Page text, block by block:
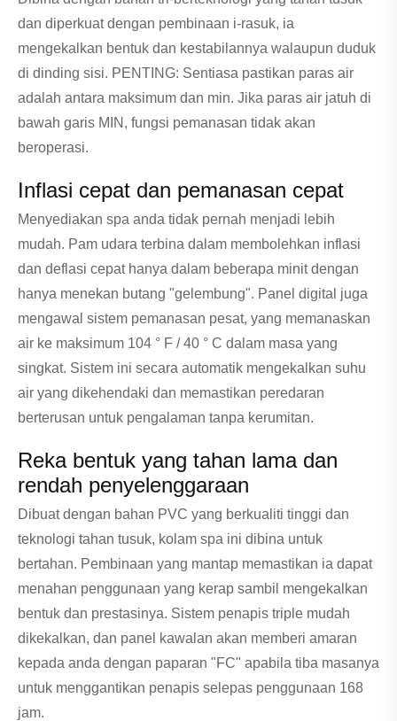
dan diperkuat dengan pembinaan i-rasuk, ia
mengekalkan bentuk dan kestabilannya walaupun duduk
di dinding sisi. PENTING: Sentiasa pastikan paras air
adalah antara maksimum dan min. Jika paras air jatuh di
bawah garis MIN, fungsi pemanasan tidak akan
beroperasi.
Inflasi cepat dan pemanasan cepat
Menyediakan spa anda tidak pernah menjadi lebih
mudah. Pam udara terbina dalam membolehkan inflasi
dan deflasi cepat hanya dalam beberapa minit dengan
hanya menekan butang "gelembung". Panel digital juga
mengawal sistem pemanasan pesat, yang memanaskan
air ke maksimum 104 ° F / 40 ° C dalam masa yang
singkat. Sistem ini secara automatik mengekalkan suhu
air yang dikehendaki dan memastikan peredaran
berterusan untuk pengalaman tanpa kerumitan.
Reka bentuk yang tahan lama dan
rendah penyelenggaraan
Dibuat dengan bahan PVC yang berkualiti tinggi dan
teknologi tahan tusuk, kolam spa ini dibina untuk
bertahan. Pembinaan yang mantap memastikan ia dapat
menahan penggunaan yang kerap sambil mengekalkan
bentuk dan prestasinya. Sistem penapis triple mudah
dikekalkan, dan panel kawalan akan memberi amaran
kepada anda dengan paparan "FC" apabila tiba masanya
untuk menggantikan penapis selepas penggunaan 168
jam.